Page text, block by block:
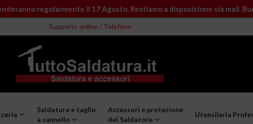
regolarmente il 17 Agosto. Restiamo a disposizione via mail.
Supporto online / Telefono
Saldatura e taglio
a cannello
Accessori e protezione
del Saldatore
Utensileria